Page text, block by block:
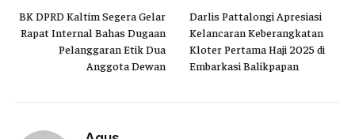
BK DPRD Kaltim Segera Gelar
Rapat Internal Bahas Dugaan
Pelanggaran Etik Dua
Anggota Dewan
Darlis Pattalongi Apresiasi
Kelancaran Keberangkatan
Kloter Pertama Haji 2025 di
Embarkasi Balikpapan